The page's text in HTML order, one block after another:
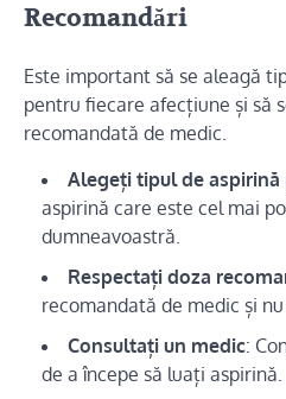
Recomandări
Este important să se aleagă
pentru fiecare afecțiune și să
recomandată de medic.
Alegeți tipul de
aspirină care este cel mai
dumneavoastră.
Respectați doza
recomandată de medic și
Consultați un medic:
de a începe să luați aspirină.